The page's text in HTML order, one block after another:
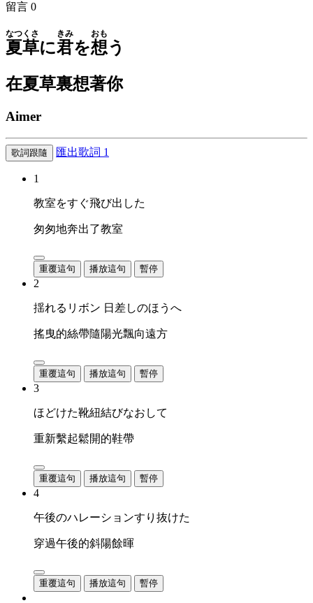
留言 0
夏草
なつくさ
に君
きみ
を想
おも
う
在夏草裏想著你
Aimer
歌詞跟隨 匯出歌詞 1
1
教室をすぐ飛び出した
匆匆地奔出了教室
重覆這句 播放這句 暫停
2
揺れるリボン 日差しのほうへ
搖曳的絲帶隨陽光飄向遠方
重覆這句 播放這句 暫停
3
ほどけた靴紐結びなおして
重新繫起鬆開的鞋帶
重覆這句 播放這句 暫停
4
午後のハレーションすり抜けた
穿過午後的斜陽餘暉
重覆這句 播放這句 暫停